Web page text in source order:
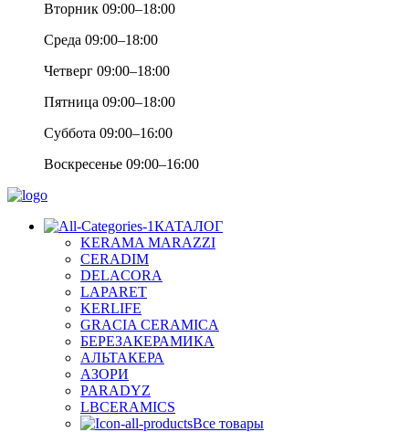
Вторник 09:00–18:00
Среда 09:00–18:00
Четверг 09:00–18:00
Пятница 09:00–18:00
Суббота 09:00–16:00
Воскресенье 09:00–16:00
КАТАЛОГ
KERAMA MARAZZI
CERADIM
DELACORA
LAPARET
KERLIFE
GRACIA CERAMICA
БЕРЕЗАКЕРАМИКА
АЛЬТАКЕРА
АЗОРИ
PARADYZ
LBCERAMICS
Все товары